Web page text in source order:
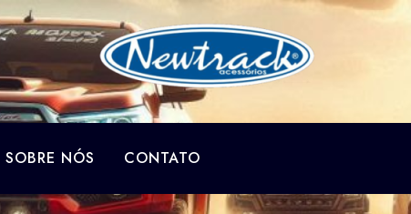
SOBRE NÓS CONTATO